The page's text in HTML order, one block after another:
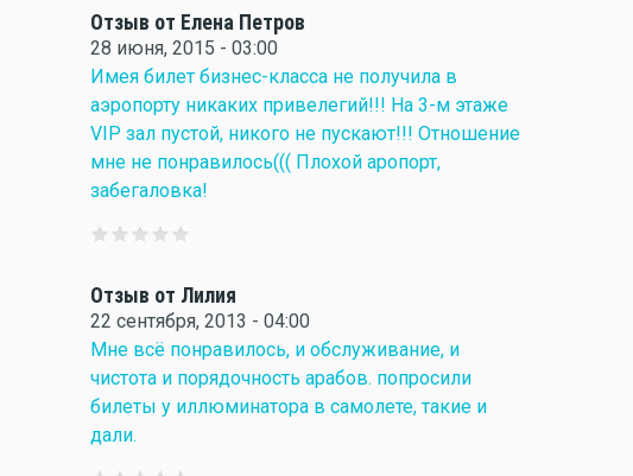
Отзыв от Елена Петров
28 июня, 2015 - 03:00
Имея билет бизнес-класса не получила в
аэропорту никаких привелегий!!! На 3-м этаже
VIP зал пустой, никого не пускают!!! Отношение
мне не понравилось((( Плохой аропорт,
забегаловка!
Отзыв от Лилия
22 сентября, 2013 - 04:00
Мне всё понравилось, и обслуживание, и
чистота и порядочность арабов. попросили
билеты у иллюминатора в самолете, такие и
дали.